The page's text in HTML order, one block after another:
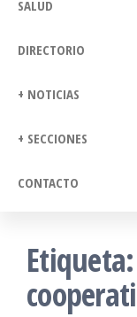
SALUD
DIRECTORIO
+ NOTICIAS
+ SECCIONES
CONTACTO
Etiqueta: